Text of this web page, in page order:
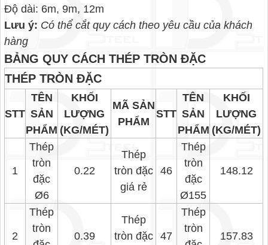
Độ dài: 6m, 9m, 12m
Lưu ý: Có thể cắt quy cách theo yêu cầu của khách
hàng
BẢNG QUY CÁCH THÉP TRÒN ĐẶC
THÉP TRÒN ĐẶC
STT
TÊN
SẢN
PHẨM
KHỐI
LƯỢNG
(KG/MÉT)
MÃ SẢN
PHẨM
STT
TÊN
SẢN
PHẨM
KHỐI
LƯỢNG
(KG/MÉT)
1
Thép
tròn
đặc
Ø6
0.22
Thép
tròn đặc
giá rẻ
46
Thép
tròn
đặc
Ø155
148.12
2
Thép
tròn
0.39
Thép
tròn đặc
47
Thép
tròn
157.83